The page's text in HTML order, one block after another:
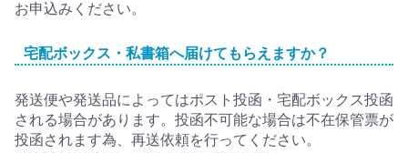
お申込みください。
宅配ボックス・私書箱へ届けてもらえますか？
発送便や発送品によってはポスト投函・宅配ボックス投函
される場合があります。投函不可能な場合は不在保管票が
投函されます為、再送依頼を行ってください。